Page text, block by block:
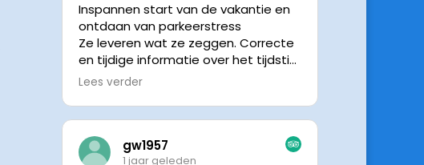
Inspannen start van de vakantie en
ontdaan van parkeerstress
Ze leveren wat ze zeggen. Correcte
en tijdige informatie over het tijdstip
van ophalen. Voldeed ook nu weer
Lees verder
gw1957
1 jaar geleden